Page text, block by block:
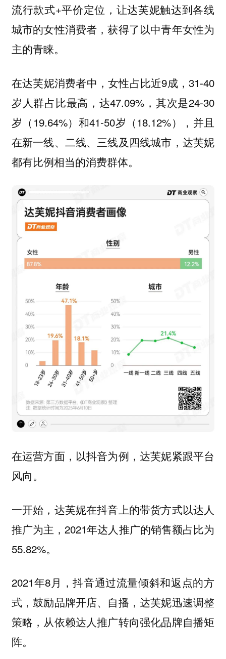
流行款式+平价定位，让达芙妮触达到各线
城市的女性消费者，获得了以中青年女性为
主的青睐。
在达芙妮消费者中，女性占比近9成，31-40
岁人群占比最高，达47.09%，其次是24-30
岁（19.64%）和41-50岁（18.12%），并且
在新一线、二线、三线及四线城市，达芙妮
都有比例相当的消费群体。
在运营方面，以抖音为例，达芙妮紧跟平台
风向。
一开始，达芙妮在抖音上的带货方式以达人
推广为主，2021年达人推广的销售额占比为
55.82%。
2021年8月，抖音通过流量倾斜和返点的方
式，鼓励品牌开店、自播，达芙妮迅速调整
策略，从依赖达人推广转向强化品牌自播矩
阵。